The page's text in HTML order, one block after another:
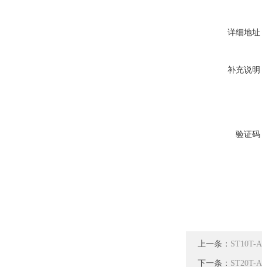
详细地址
补充说明
验证码
上一条： ST10T-
下一条： ST20T-